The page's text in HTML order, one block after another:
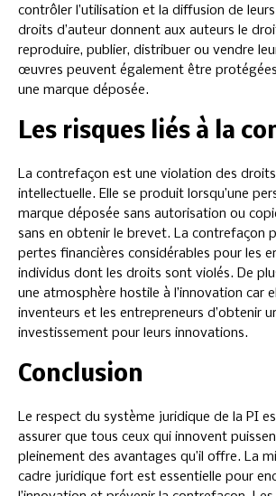
contrôler l’utilisation et la diffusion de
droits d’auteur donnent aux auteurs le
reproduire, publier, distribuer ou vendre
œuvres peuvent également être
une marque déposée.
Les risques liés à la
La contrefaçon est une violation des
intellectuelle. Elle se produit lorsqu’une
marque déposée sans autorisation ou
sans en obtenir le brevet. La contrefaçon
pertes financières considérables pour les
individus dont les droits sont violés. De
une atmosphère hostile à l’innovation car
inventeurs et les entrepreneurs d’obtenir
investissement pour leurs innovations.
Conclusion
Le respect du système juridique de la PI
assurer que tous ceux qui innovent
pleinement des avantages qu’il offre. La
cadre juridique fort est essentielle pour